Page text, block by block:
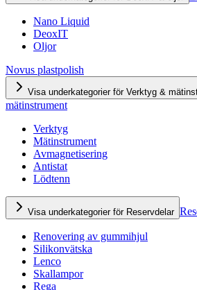
Nano Liquid
DeoxIT
Oljor
Novus plastpolish
Visa underkategorier för Verktyg &
mätinstrument
Verktyg
Mätinstrument
Avmagnetisering
Antistat
Lödtenn
Visa underkategorier för Reservdelar
Renovering av gummihjul
Silikonvätska
Lenco
Skallampor
Rega